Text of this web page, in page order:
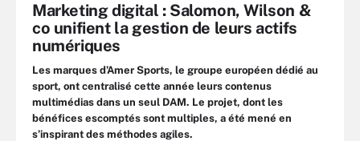
Marketing digital : Salomon, Wilson &
co unifient la gestion de leurs actifs
numériques
Les marques d’Amer Sports, le groupe européen dédié au
sport, ont centralisé cette année leurs contenus
multimédias dans un seul DAM. Le projet, dont les
bénéfices escomptés sont multiples, a été mené en
s’inspirant des méthodes agiles.